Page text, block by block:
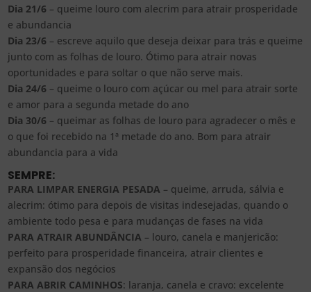
Dia 21/6 – queime louro com alecrim para atrair prosperidade
e abundancia
Dia 23/6 – escreve aquilo que deseja deixar para trás e queime
junto com as folhas de louro. Ótimo para atrair novas
oportunidades e para soltar o que não serve mais.
Dia 24/6 – queime o louro com açúcar ou mel para atrair sorte
e amor para a segunda metade do ano
Dia 30/6 – queimar as folhas de louro para agradecer o mês e
o que foi recebido na 1ª metade do ano. Bom para atrair
abundancia para a vida
SEMPRE:
PARA LIMPAR ENERGIA PESADA – queime, arruda, sálvia e
alecrim: ótimo para depois de visitas indesejadas, quando o
ambiente todo pesa e para mudanças de fases na vida
PARA ATRAIR ABUNDÂNCIA – louro, canela e manjericão:
perfeito para prosperidade financeira, atrair clientes e
expansão dos negócios
PARA ABRIR CAMINHOS: laranja, canela e cravo: excelente